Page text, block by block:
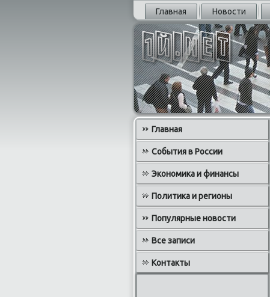
Главная Новости
Главная
События в России
Экономика и финансы
Политика и регионы
Популярные новости
Все записи
Контакты